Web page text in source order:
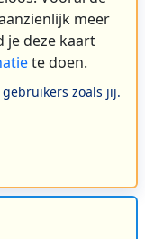
meer
je deze kaart
te doen.
zoals jij.